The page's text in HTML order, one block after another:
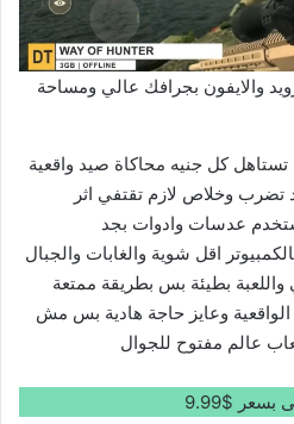
والايفون بجرافك عالي ومساحة
كل جنيه محاكاة صيد واقعية
وخلاص لازم تقتفي اثر
عدسات وادوات بجد
اقل شوية والغابات والجبال
واللعبة بطيئة بس بطريقة ممتعة
الواقعية وعايز حاجة هادية بس مش
عالم مفتوح للجوال
$9.99